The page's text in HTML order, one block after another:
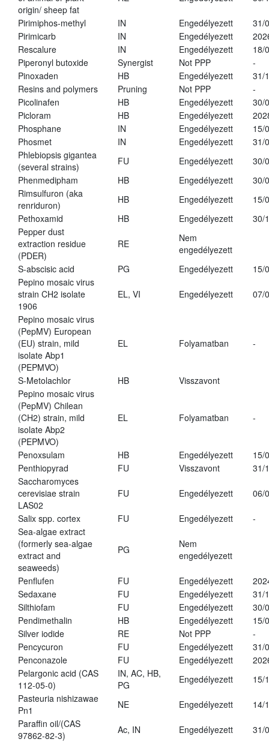
origin/ sheep fat
Pirimiphos-methyl IN Engedélyezett
31/
Pirimicarb
IN Engedélyezett
Rescalure
IN Engedélyezett
18/
Piperonyl butoxide
Synergist Not PPP
-
Pinoxaden
HB Engedélyezett
31/
Resins and polymers
Pruning Not PPP
-
Picolinafen
HB Engedélyezett
30/
Picloram
HB Engedélyezett
Phosphane
IN Engedélyezett
15/
Phosmet
IN Engedélyezett
31/
Phlebiopsis gigantea
(several strains)
FU Engedélyezett
30/
Phenmedipham
HB Engedélyezett
30/
Rimsulfuron (aka
renriduron)
HB Engedélyezett
15/
Pethoxamid
HB Engedélyezett
30/
Pepper dust
extraction residue
(PDER)
RE
Nem
engedélyezett
S-abscisic acid
PG Engedélyezett
15/
Pepino mosaic virus
strain CH2 isolate
1906
EL, VI Engedélyezett 07/
Pepino mosaic virus
(PepMV) European
(EU) strain, mild
isolate Abp1
(PEPMVO)
EL Folyamatban -
S-Metolachlor HB
Visszavont
Pepino mosaic virus
(PepMV) Chilean
(CH2) strain, mild
isolate Abp2
(PEPMVO)
EL Folyamatban -
Penoxsulam HB Engedélyezett
15/
Penthiopyrad
FU Visszavont
31/
Saccharomyces
cerevisiae strain
LAS02
FU Engedélyezett 06/
Salix spp. cortex FU Engedélyezett
-
Sea-algae extract
(formerly sea-algae
extract and
seaweeds)
PG
Nem
engedélyezett
Penflufen FU Engedélyezett
Sedaxane
FU Engedélyezett
31/
Silthiofam
FU Engedélyezett
30/
Pendimethalin
HB Engedélyezett
15/
Silver iodide
RE Not PPP
-
Pencycuron
FU Engedélyezett
31/
Penconazole
FU Engedélyezett
Pelargonic acid (CAS
112-05-0)
IN, AC, HB,
PG
Engedélyezett
15/
Pasteuria nishizawae
Pn1
NE Engedélyezett
14/
Paraffin oil/(CAS
97862-82-3)
Ac, IN Engedélyezett
31/